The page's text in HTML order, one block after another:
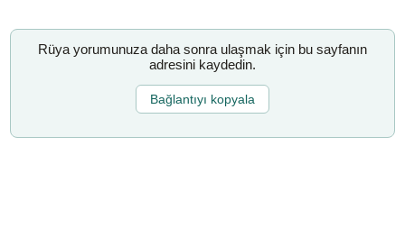
Rüya yorumunuza daha sonra ulaşmak için bu sayfanın
adresini kaydedin.
Bağlantıyı kopyala